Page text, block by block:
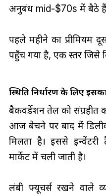
अनुबंध mid-$70s में बैठे
पहले महीने का प्रीमियम
पहुँच गया है, एक स्तर जिसे
स्थिति निर्धारण के लिए
बैकवर्डेशन तेल को संग्रहीत
आज बेचने पर बाद में
मिलता है। इससे
मार्केट में चली जाती है।
लंबी फ्यूचर्स रखने वाले